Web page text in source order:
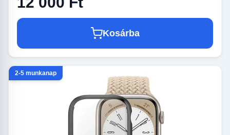
Kosárba
2-5 munkanap